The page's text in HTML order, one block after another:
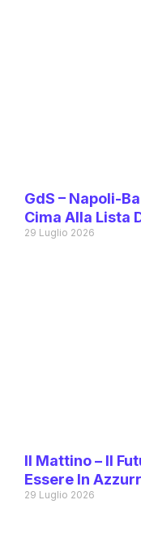
GdS – Napoli-
Cima Alla Lista
29 Luglio 2026
Il Mattino – Il
Essere In
29 Luglio 2026